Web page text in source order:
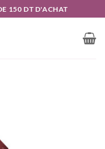
150 DT D'ACHAT